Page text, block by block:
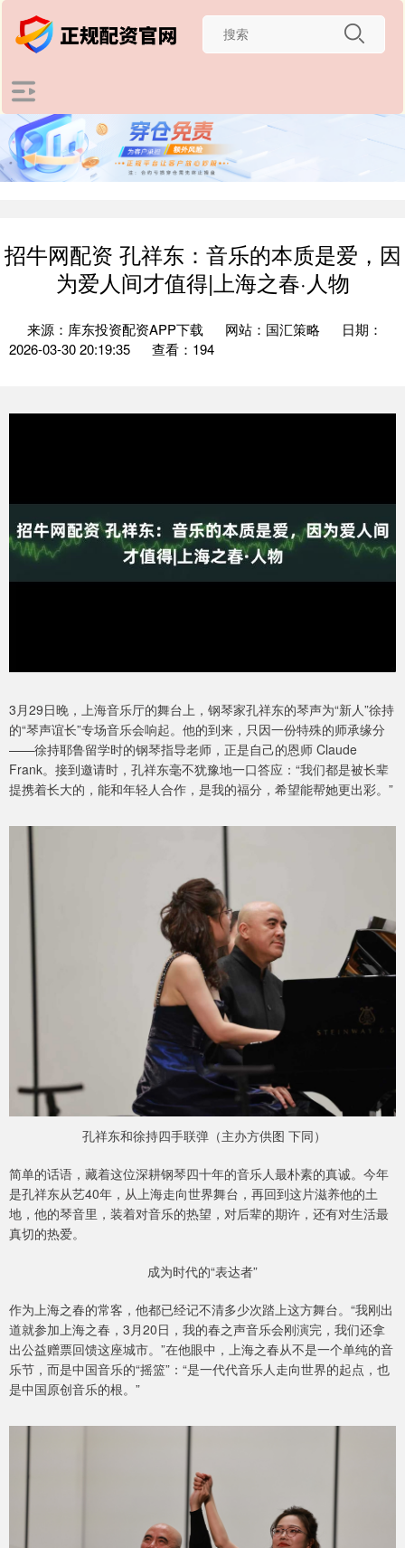
招牛网配资 孔祥东：音乐的本质是爱，因
为爱人间才值得|上海之春·人物
来源：库东投资配资APP下载 网站：国汇策略
日期：
2026-03-30 20:19:35
查看：194
3月29日晚，上海音乐厅的舞台上，钢琴家孔祥东的琴声为“新人”徐持
的“琴声谊长”专场音乐会响起。他的到来，只因一份特殊的师承缘分
——徐持耶鲁留学时的钢琴指导老师，正是自己的恩师 Claude
Frank。接到邀请时，孔祥东毫不犹豫地一口答应：“我们都是被长辈
提携着长大的，能和年轻人合作，是我的福分，希望能帮她更出彩。”
孔祥东和徐持四手联弹（主办方供图 下同）
简单的话语，藏着这位深耕钢琴四十年的音乐人最朴素的真诚。今年
是孔祥东从艺40年，从上海走向世界舞台，再回到这片滋养他的土
地，他的琴音里，装着对音乐的热望，对后辈的期许，还有对生活最
真切的热爱。
成为时代的“表达者”
作为上海之春的常客，他都已经记不清多少次踏上这方舞台。“我刚出
道就参加上海之春，3月20日，我的春之声音乐会刚演完，我们还拿
出公益赠票回馈这座城市。”在他眼中，上海之春从不是一个单纯的音
乐节，而是中国音乐的“摇篮”：“是一代代音乐人走向世界的起点，也
是中国原创音乐的根。”